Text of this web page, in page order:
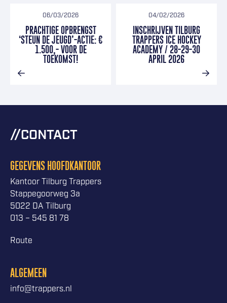
06/03/2026
PRACHTIGE OPBRENGST
‘STEUN DE JEUGD’-ACTIE: €
1.500,- VOOR DE
TOEKOMST!
04/02/2026
INSCHRIJVEN TILBURG
TRAPPERS ICE HOCKEY
ACADEMY / 28-29-30
APRIL 2026
CONTACT
GEGEVENS HOOFDKANTOOR
Kantoor Tilburg Trappers
Stappegoorweg 3a
5022 DA Tilburg
013 – 545 81 78
Route
ALGEMEEN
info@trappers.nl